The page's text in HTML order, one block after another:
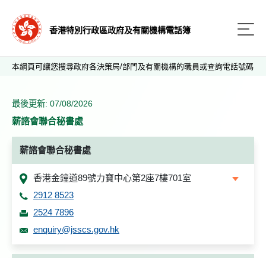
香港特別行政區政府及有關機構電話簿
本網頁可讓您搜尋政府各決策局/部門及有關機構的職員或查詢電話號碼
最後更新: 07/08/2026
薪諮會聯合秘書處
薪諮會聯合秘書處
香港金鐘道89號力寶中心第2座7樓701室
2912 8523
2524 7896
enquiry@jsscs.gov.hk